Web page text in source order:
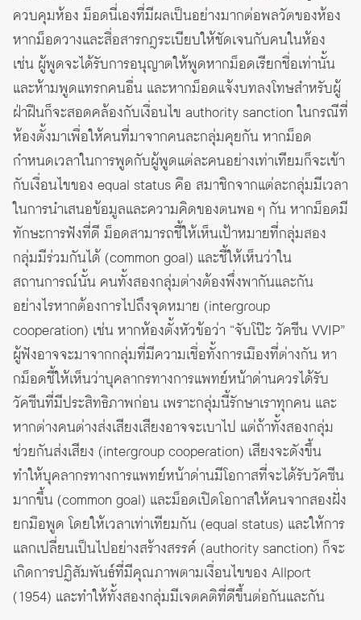
ควบคุมห้อง ม็อดนี่เองที่มีผลเป็นอย่างมากต่อพลวัตของห้อง
หากม็อดวางและสื่อสารกฎระเบียบให้ชัดเจนกับคนในห้อง
เช่น ผู้พูดจะได้รับการอนุญาตให้พูดหากม็อดเรียกชื่อเท่านั้น
และห้ามพูดแทรกคนอื่น และหากม็อดแจ้งบทลงโทษสำหรับผู้
ฝ่าฝืนก็จะสอดคล้องกับเงื่อนไข authority sanction ในกรณีที่
ห้องตั้งมาเพื่อให้คนที่มาจากคนละกลุ่มคุยกัน หากม็อด
กำหนดเวลาในการพูดกับผู้พูดแต่ละคนอย่างเท่าเทียมก็จะเข้า
กับเงื่อนไขของ equal status คือ สมาชิกจากแต่ละกลุ่มมีเวลา
ในการนำเสนอข้อมูลและความคิดของตนพอ ๆ กัน หากม็อดมี
ทักษะการฟังที่ดี ม็อดสามารถชี้ให้เห็นเป้าหมายที่กลุ่มสอง
กลุ่มมีร่วมกันได้ (common goal) และชี้ให้เห็นว่าใน
สถานการณ์นั้น คนทั้งสองกลุ่มต่างต้องพึ่งพากันและกัน
อย่างไรหากต้องการไปถึงจุดหมาย (intergroup
cooperation) เช่น หากห้องตั้งหัวข้อว่า “จับโป๊ะ วัคซีน VVIP”
ผู้ฟังอาจจะมาจากกลุ่มที่มีความเชื่อทั้งการเมืองที่ต่างกัน หา
กม็อดชี้ให้เห็นว่าบุคลากรทางการแพทย์หน้าด่านควรได้รับ
วัคซีนที่มีประสิทธิภาพก่อน เพราะกลุ่มนี้รักษาเราทุกคน และ
หากต่างคนต่างส่งเสียงเสียงอาจจะเบาไป แต่ถ้าทั้งสองกลุ่ม
ช่วยกันส่งเสียง (intergroup cooperation) เสียงจะดังขึ้น
ทำให้บุคลากรทางการแพทย์หน้าด่านมีโอกาสที่จะได้รับวัคซีน
มากขึ้น (common goal) และม็อดเปิดโอกาสให้คนจากสองฝั่ง
ยกมือพูด โดยให้เวลาเท่าเทียมกัน (equal status) และให้การ
แลกเปลี่ยนเป็นไปอย่างสร้างสรรค์ (authority sanction) ก็จะ
เกิดการปฏิสัมพันธ์ที่มีคุณภาพตามเงื่อนไขของ Allport
(1954) และทำให้ทั้งสองกลุ่มมีเจตคติที่ดีขึ้นต่อกันและกัน